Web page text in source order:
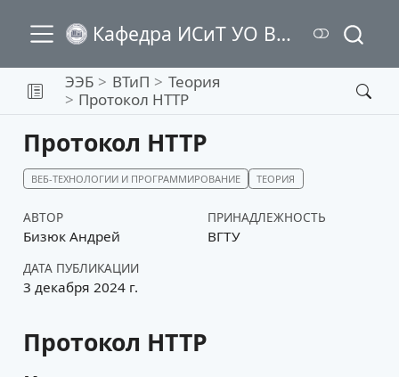
Кафедра ИСиТ УО ВГТУ
ЭЭБ ВТиП
Теория
Протокол HTTP
Протокол HTTP
ВЕБ-ТЕХНОЛОГИИ И ПРОГРАММИРОВАНИЕ ТЕОРИЯ
АВТОР ПРИНАДЛЕЖНОСТЬ
Бизюк Андрей ВГТУ
ДАТА ПУБЛИКАЦИИ
3 декабря 2024 г.
Протокол HTTP